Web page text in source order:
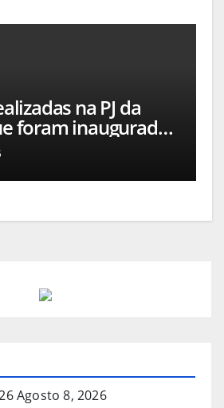
na PJ da
foram inauguradas
sob a
da Procuradoria
Agosto 8, 2026